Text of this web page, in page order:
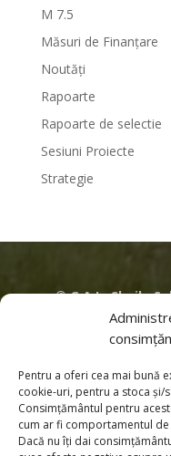
Pentru a oferi cea mai bună
cookie-uri, pentru a stoca și/
Consimțământul pentru
cum ar fi comportamentul de
Dacă nu îți dai
M 7.5
Măsuri de Finanțare
Noutăți
Rapoarte
Rapoarte de selectie
Sesiuni Proiecte
Strategie
©G.A.L. Cheile
Acest site nu reprezinta
responsabilitate referitoare
Europene prin Programul
Programe desfasurate
pentru informatii detaliate
Uniunea Europeana, puteti